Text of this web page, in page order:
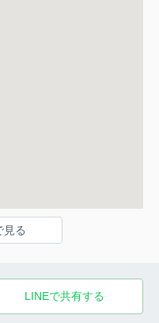
見る
LINEで共有する